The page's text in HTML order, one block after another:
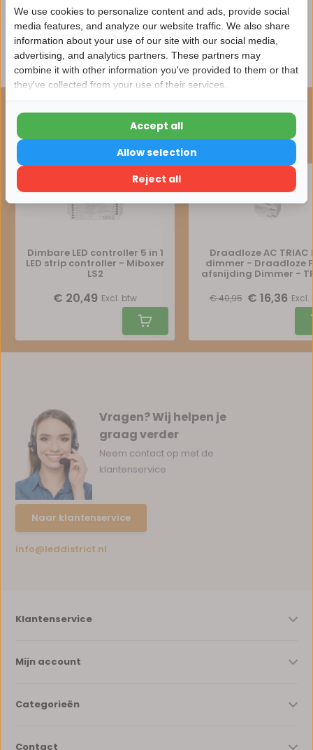
Reviews
Delen
ONZE AANBEVELING
Maak je bestelling compleet
Dimbare LED controller 5 in 1
LED strip controller - Miboxer
LS2
€ 20,49 Excl. btw
Draadloze AC TRIAC
dimmer - Draadloze
afsnijding Dimmer -
€ 40,95 € 16,36 Excl.
Vragen? Wij helpen je
graag verder
Neem contact op met de
klantenservice
Naar klantenservice
info@leddistrict.nl
Klantenservice
Mijn account
Categorieën
Contact
Nu 15% korting
15korting
15% korting
Verder winkelen
We use cookies to personalize content and ads, provide social
media features, and analyze our website traffic. We also share
information about your use of our site with our social media,
advertising, and analytics partners. These partners may
combine it with other information you've provided to them or that
they've collected from your use of their services.
Reject all
Allow selection
Accept all